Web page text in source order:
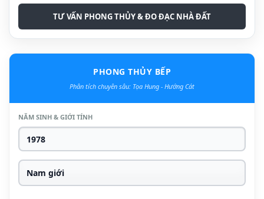
TƯ VẤN PHONG THỦY & ĐO ĐẠC NHÀ ĐẤT
PHONG THỦY BẾP
Phân tích chuyên sâu: Tọa Hung - Hướng Cát
NĂM SINH & GIỚI TÍNH